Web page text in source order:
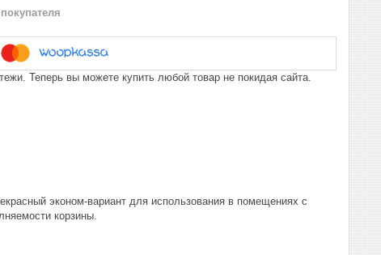
Теперь вы можете купить любой товар не покидая сайта.
эконом-вариант для использования в помещениях с
корзины.